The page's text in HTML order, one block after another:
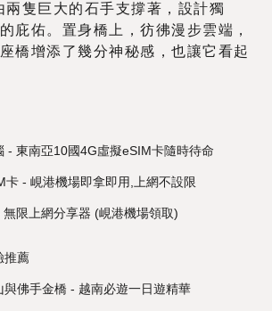
隻巨大的石手支撐著，設計獨
庇佑。置身橋上，彷彿漫步雲端，
橋增添了幾分神秘感，也讓它看起
- 東南亞10國4G虛擬eSIM卡隨時待命
卡 - 峴港機場即拿即用,上網不設限
限上網分享器 (峴港機場領取)
推薦
與佛手金橋 - 越南必遊一日遊精華